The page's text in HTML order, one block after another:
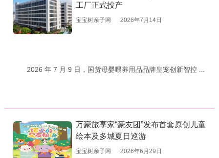
工厂正式投产
宝宝树亲子网 2026年7月14日
2026 年 7 月 9 日，国货母婴喂养用品品牌皇宠创新智控 ...
万豪旅享家“豪友团”发布首套原创儿童
绘本及多城夏日巡游
宝宝树亲子网 2026年6月29日